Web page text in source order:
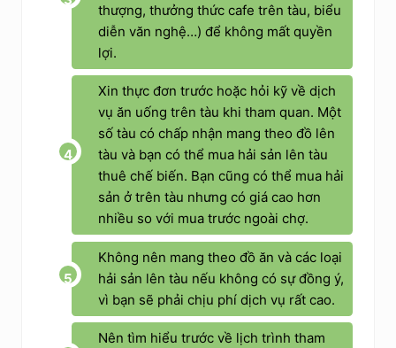
thượng, thưởng thức cafe trên tàu, biểu
diễn văn nghệ…) để không mất quyền
lợi.
Xin thực đơn trước hoặc hỏi kỹ về dịch
vụ ăn uống trên tàu khi tham quan. Một
số tàu có chấp nhận mang theo đồ lên
tàu và bạn có thể mua hải sản lên tàu
thuê chế biến. Bạn cũng có thể mua hải
sản ở trên tàu nhưng có giá cao hơn
nhiều so với mua trước ngoài chợ.
Không nên mang theo đồ ăn và các loại
hải sản lên tàu nếu không có sự đồng ý,
vì bạn sẽ phải chịu phí dịch vụ rất cao.
Nên tìm hiểu trước về lịch trình tham